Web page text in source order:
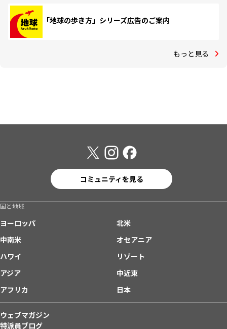
「地球の歩き方」シリーズ広告のご案内
もっと見る
コミュニティを見る
国と地域
ヨーロッパ
北米
中南米
オセアニア
ハワイ
リゾート
アジア
中近東
アフリカ
日本
ウェブマガジン
特派員ブログ